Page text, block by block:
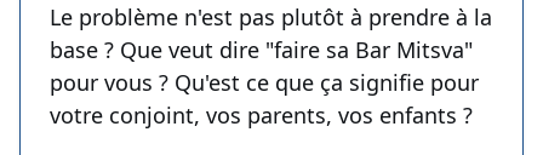
Le problème n'est pas plutôt à prendre à la
base ? Que veut dire "faire sa Bar Mitsva"
pour vous ? Qu'est ce que ça signifie pour
votre conjoint, vos parents, vos enfants ?